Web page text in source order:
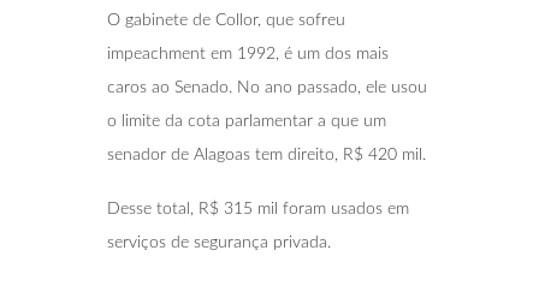
O gabinete de Collor, que sofreu
impeachment em 1992, é um dos mais
caros ao Senado. No ano passado, ele usou
o limite da cota parlamentar a que um
senador de Alagoas tem direito, R$ 420 mil.
Desse total, R$ 315 mil foram usados em
serviços de segurança privada.